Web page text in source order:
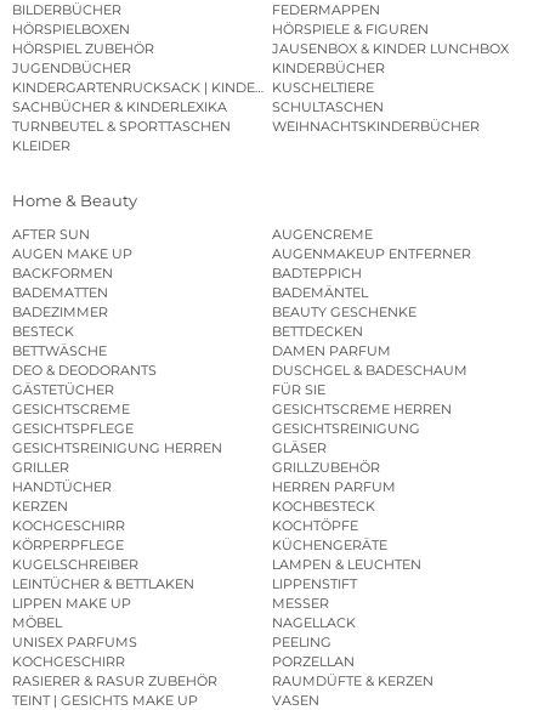
BILDERBÜCHER
FEDERMAPPEN
HÖRSPIELBOXEN
HÖRSPIELE & FIGUREN
HÖRSPIEL ZUBEHÖR
JAUSENBOX & KINDER LUNCHBOX
JUGENDBÜCHER
KINDERBÜCHER
KINDERGARTENRUCKSACK | KINDERGARTENBEUTEL
KUSCHELTIERE
SACHBÜCHER & KINDERLEXIKA
SCHULTASCHEN
TURNBEUTEL & SPORTTASCHEN
WEIHNACHTSKINDERBÜCHER
KLEIDER
Home & Beauty
AFTER SUN
AUGENCREME
AUGEN MAKE UP
AUGENMAKEUP ENTFERNER
BACKFORMEN
BADTEPPICH
BADEMATTEN
BADEMÄNTEL
BADEZIMMER
BEAUTY GESCHENKE
BESTECK
BETTDECKEN
BETTWÄSCHE
DAMEN PARFUM
DEO & DEODORANTS
DUSCHGEL & BADESCHAUM
GÄSTETÜCHER
FÜR SIE
GESICHTSCREME
GESICHTSCREME HERREN
GESICHTSPFLEGE
GESICHTSREINIGUNG
GESICHTSREINIGUNG HERREN
GLÄSER
GRILLER
GRILLZUBEHÖR
HANDTÜCHER
HERREN PARFUM
KERZEN
KOCHBESTECK
KOCHGESCHIRR
KOCHTÖPFE
KÖRPERPFLEGE
KÜCHENGERÄTE
KUGELSCHREIBER
LAMPEN & LEUCHTEN
LEINTÜCHER & BETTLAKEN
LIPPENSTIFT
LIPPEN MAKE UP
MESSER
MÖBEL
NAGELLACK
UNISEX PARFUMS
PEELING
KOCHGESCHIRR
PORZELLAN
RASIERER & RASUR ZUBEHÖR
RAUMDÜFTE & KERZEN
TEINT | GESICHTS MAKE UP
VASEN